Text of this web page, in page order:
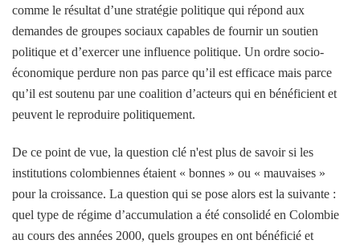
comme le résultat d’une stratégie politique qui répond aux
demandes de groupes sociaux capables de fournir un soutien
politique et d’exercer une influence politique. Un ordre socio-
économique perdure non pas parce qu’il est efficace mais parce
qu’il est soutenu par une coalition d’acteurs qui en bénéficient et
peuvent le reproduire politiquement.
De ce point de vue, la question clé n'est plus de savoir si les
institutions colombiennes étaient « bonnes » ou « mauvaises »
pour la croissance. La question qui se pose alors est la suivante :
quel type de régime d’accumulation a été consolidé en Colombie
au cours des années 2000, quels groupes en ont bénéficié et